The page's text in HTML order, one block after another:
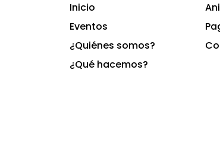
Inicio
Eventos
¿Quiénes somos?
¿Qué hacemos?